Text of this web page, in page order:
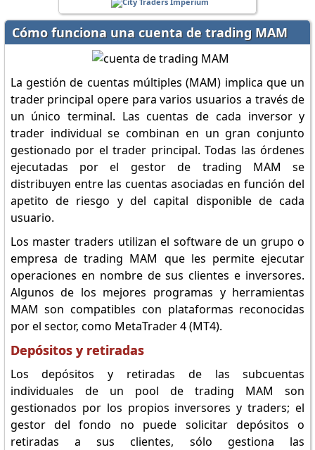
Cómo funciona una cuenta de trading MAM
La gestión de cuentas múltiples (MAM) implica que un
trader principal opere para varios usuarios a través de
un único terminal. Las cuentas de cada inversor y
trader individual se combinan en un gran conjunto
gestionado por el trader principal. Todas las órdenes
ejecutadas por el gestor de trading MAM se
distribuyen entre las cuentas asociadas en función del
apetito de riesgo y del capital disponible de cada
usuario.
Los master traders utilizan el software de un grupo o
empresa de trading MAM que les permite ejecutar
operaciones en nombre de sus clientes e inversores.
Algunos de los mejores programas y herramientas
MAM son compatibles con plataformas reconocidas
por el sector, como MetaTrader 4 (MT4).
Depósitos y retiradas
Los depósitos y retiradas de las subcuentas
individuales de un pool de trading MAM son
gestionados por los propios inversores y traders; el
gestor del fondo no puede solicitar depósitos o
retiradas a sus clientes, sólo gestiona las